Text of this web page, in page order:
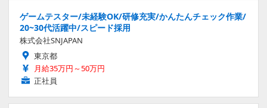
ゲームテスター/未経験OK/研修充実/かんたんチェック作業/
20~30代活躍中/スピード採用
株式会社SNJAPAN
東京都
月給35万円～50万円
正社員